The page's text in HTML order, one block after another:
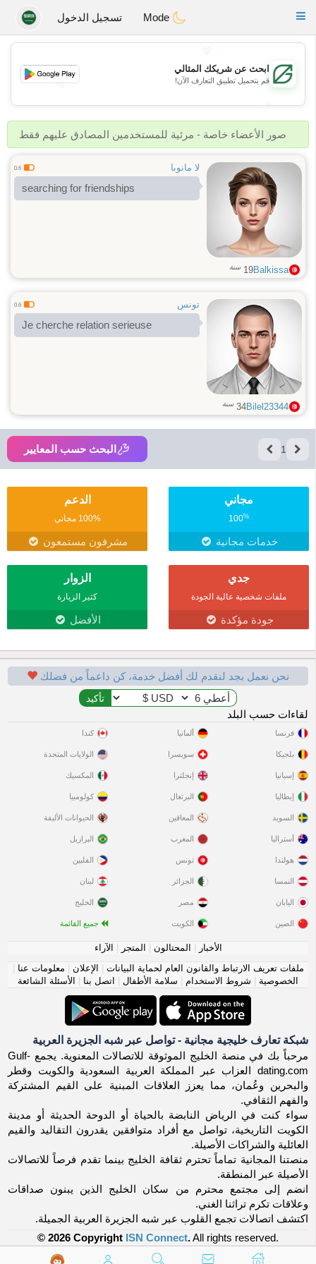
GulfDating
Toggle
تسجيل الدخول
💖
💕
💕
ابحث عن شريكك المثالي
قم بتحميل تطبيق التعارف الآن!
صور الأعضاء خاصة - مرئية للمستخدمين المصادق عليهم فقط
لا مانوبا 0.6
searching for friendships
Balkissa
19 سنة
تونس 0.6
Je cherche relation serieuse
Bilel23344
34 سنة
1 البحث حسب المعايير
مجاني
100%
خدمات مجانية
الدعم
100% مجاني
مشرفون مستمعون
جدي
ملفات شخصية عالية الجودة
جودة مؤكدة
الزوار
كثير الزيارة
الأفضل
نحن نعمل بجد لنقدم لك أفضل خدمة، كن داعماً من فضلك
لقاءات حسب البلد
فرنسا
بلجيكا
إسبانيا
إيطاليا
السويد
ألمانيا
سويسرا
إنجلترا
البرتغال
المعاقين
كندا
الولايات المتحدة
المكسيك
كولومبيا
الحيوانات الأليفة
أستراليا
هولندا
النمسا
اليابان
الصين
المغرب
تونس
الجزائر
مصر
الكويت
البرازيل
الفلبين
لبنان
الخليج
جميع القائمة
الأخبار المحتالون المتجر
الآراء
ملفات تعريف الارتباط والقانون العام لحماية البيانات
الإعلان معلومات عنا
الخصوصية
شروط الاستخدام سلامة الأطفال اتصل بنا الأسئلة الشائعة
شبكة تعارف خليجية مجانية - تواصل عبر شبه الجزيرة العربية
مرحباً بك في منصة الخليج الموثوقة للاتصالات المعنوية. يجمع Gulf-
dating.com العزاب عبر المملكة العربية السعودية والكويت وقطر
والبحرين وعُمان، مما يعزز العلاقات المبنية على القيم المشتركة
والفهم الثقافي.
سواء كنت في الرياض النابضة بالحياة أو الدوحة الحديثة أو مدينة
الكويت التاريخية، تواصل مع أفراد متوافقين يقدرون التقاليد والقيم
العائلية والشراكات الأصيلة.
منصتنا المجانية تماماً تحترم ثقافة الخليج بينما تقدم فرصاً للاتصالات
الأصيلة عبر المنطقة.
انضم إلى مجتمع محترم من سكان الخليج الذين يبنون صداقات
وعلاقات تكرم تراثنا الغني.
اكتشف اتصالات تجمع القلوب عبر شبه الجزيرة العربية الجميلة.
© 2026 Copyright ISN Connect.All rights reserved.